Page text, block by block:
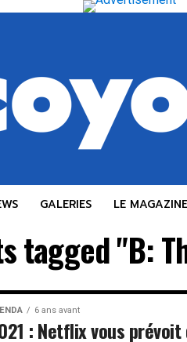
GALERIES LE MAGAZINE
tagged "B:
6 ans avant
: Netflix vous prévoit